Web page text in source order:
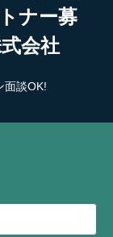
ナー募
会社
面談OK!